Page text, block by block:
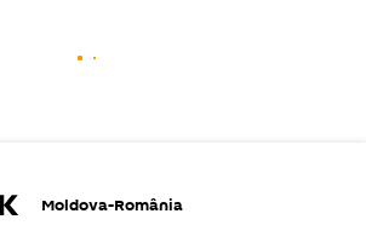
Moldova-România